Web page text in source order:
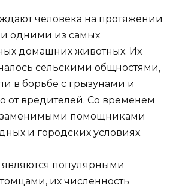
человека на протяжении
одними из самых
домашних животных. Их
сельскими общностями,
в борьбе с грызунами и
от вредителей. Со временем
помощниками
и городских условиях.
популярными
их численность